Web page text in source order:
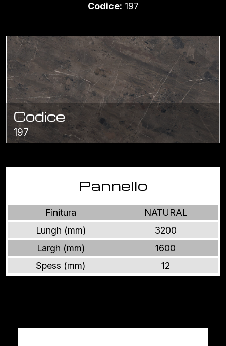
Codice: 197
Codice
197
Pannello
Finitura
NATURAL
Lungh (mm)
3200
Largh (mm)
1600
Spess (mm)
12
Altri prodotti PIETRE